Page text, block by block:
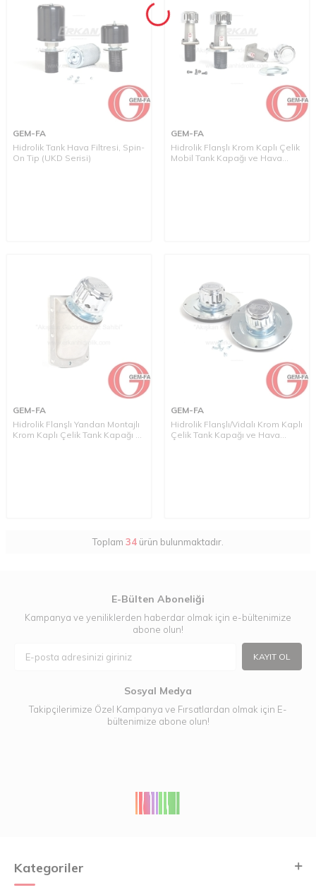
GEM-FA
Hidrolik Tank Hava Filtresi, Spin-
On Tip (UKD Serisi)
GEM-FA
Hidrolik Flanşlı Krom Kaplı Çelik
Mobil Tank Kapağı ve Hava
GEM-FA
Hidrolik Flanşlı Yandan Montajlı
Krom Kaplı Çelik Tank Kapağı ve
GEM-FA
Hidrolik Flanşlı/Vidalı Krom Kaplı
Çelik Tank Kapağı ve Hava
Toplam 34 ürün bulunmaktadır.
E-Bülten Aboneliği
Kampanya ve yeniliklerden haberdar olmak için e-bültenimize
abone olun!
KAYIT OL
Sosyal Medya
Takipçilerimize Özel Kampanya ve Fırsatlardan olmak için E-
bültenimize abone olun!
Kategoriler